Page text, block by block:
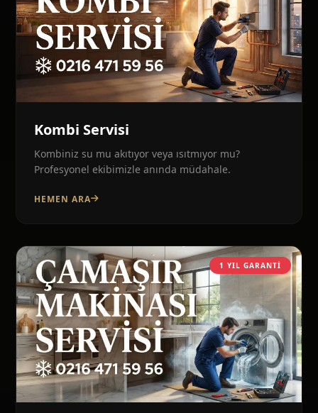
Kombi Servisi
Kombiniz su mu akıtıyor veya ısıtmıyor mu?
Profesyonel ekibimizle anında müdahale.
HEMEN ARA
1 YIL GARANTI